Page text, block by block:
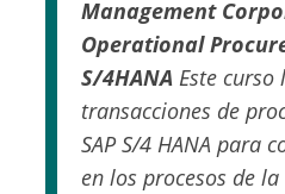
Management
Operational
S/4HANA Este curso
transacciones de
SAP S/4 HANA para
en los procesos de